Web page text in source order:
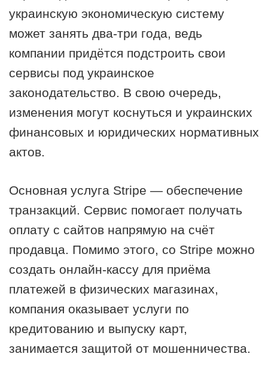
украинскую экономическую систему
может занять два-три года, ведь
компании придётся подстроить свои
сервисы под украинское
законодательство. В свою очередь,
изменения могут коснуться и украинских
финансовых и юридических нормативных
актов.
Основная услуга Stripe — обеспечение
транзакций. Сервис помогает получать
оплату с сайтов напрямую на счёт
продавца. Помимо этого, со Stripe можно
создать онлайн-кассу для приёма
платежей в физических магазинах,
компания оказывает услуги по
кредитованию и выпуску карт,
занимается защитой от мошенничества.